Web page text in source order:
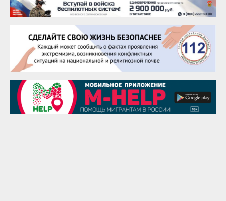
25 августа
Сэсэгма Бубеева
28 августа
Чингиз Мустафаев
29 августа
Надежда Рослова
1 сентября
Гали Хасанов